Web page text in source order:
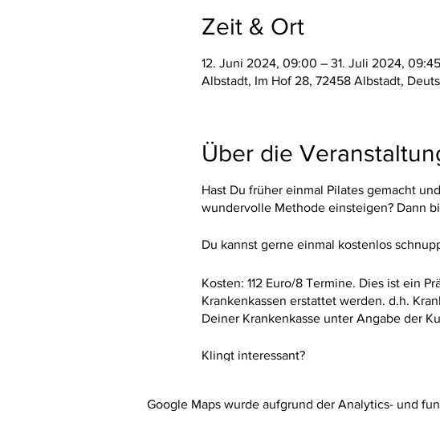
Zeit & Ort
12. Juni 2024, 09:00 – 31. Juli 2024, 09:45
Albstadt, Im Hof 28, 72458 Albstadt,
Über die
Hast Du früher einmal Pilates gemacht
wundervolle Methode einsteigen? Dann
Du kannst gerne einmal kostenlos
Kosten: 112 Euro/8 Termine. Dies ist ein
Krankenkassen erstattet werden. d.h.
Deiner Krankenkasse unter Angabe der
Klingt interessant?
Google Maps wurde aufgrund der Analytics- und